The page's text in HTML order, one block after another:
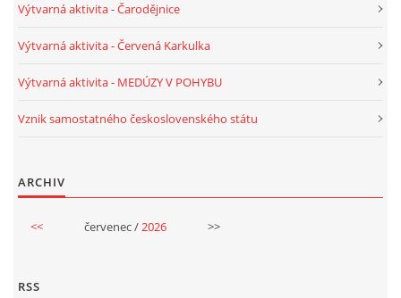
KREATIVNÍ OVOCNÉ A ZELENINOVÉ MLSÁNÍ
RECENZE NA KNIHY
MIKULÁŠSKÁ NADÍLKA
Výtvarná aktivita - Čarodějnice
Výtvarná aktivita - Červená Karkulka
Výtvarná aktivita - MEDÚZY V POHYBU
Vznik samostatného československého státu
ARCHIV
<< červenec /2026 >>
RSS